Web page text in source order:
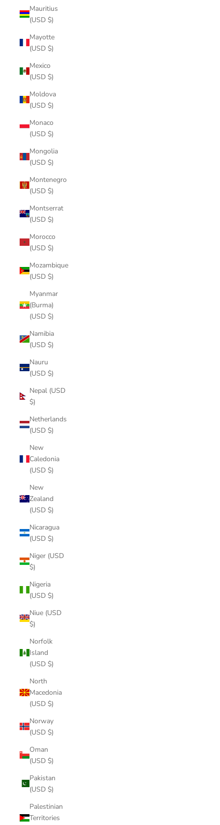
Mauritius
(USD $)
Mayotte
(USD $)
Mexico
(USD $)
Moldova
(USD $)
Monaco
(USD $)
Mongolia
(USD $)
Montenegro
(USD $)
Montserrat
(USD $)
Morocco
(USD $)
Mozambique
(USD $)
Myanmar
(Burma)
(USD $)
Namibia
(USD $)
Nauru
(USD $)
Nepal (USD
$)
Netherlands
(USD $)
New
Caledonia
(USD $)
New
Zealand
(USD $)
Nicaragua
(USD $)
Niger (USD
$)
Nigeria
(USD $)
Niue (USD
$)
Norfolk
Island
(USD $)
North
Macedonia
(USD $)
Norway
(USD $)
Oman
(USD $)
Pakistan
(USD $)
Palestinian
Territories